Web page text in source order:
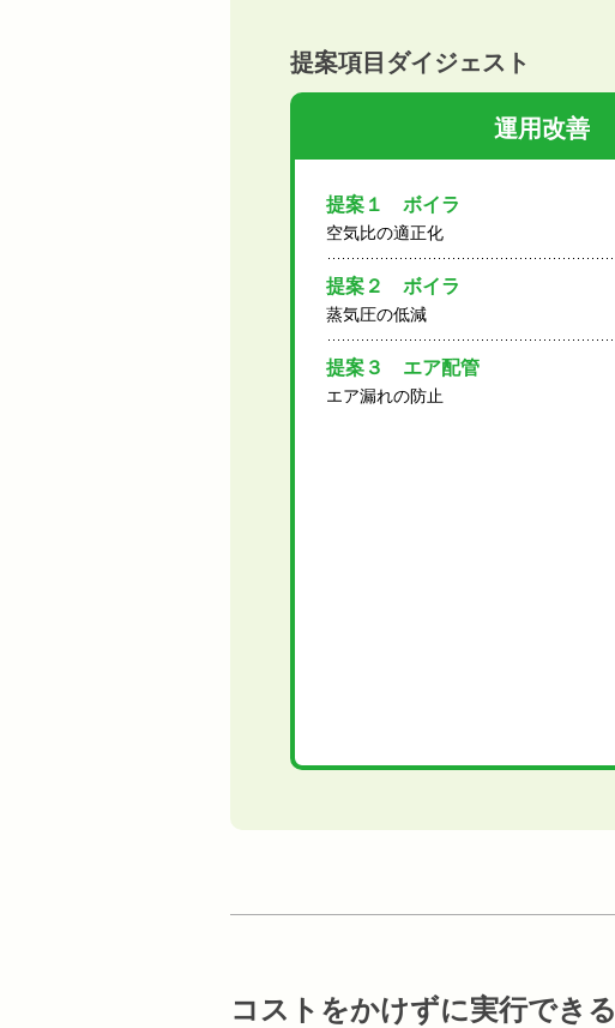
提案項目ダイジェスト
運用改善
提案１ ボイラ
空気比の適正化
提案２ ボイラ
蒸気圧の低減
提案３ エア配管
エア漏れの防止
コストをかけずに実行できる